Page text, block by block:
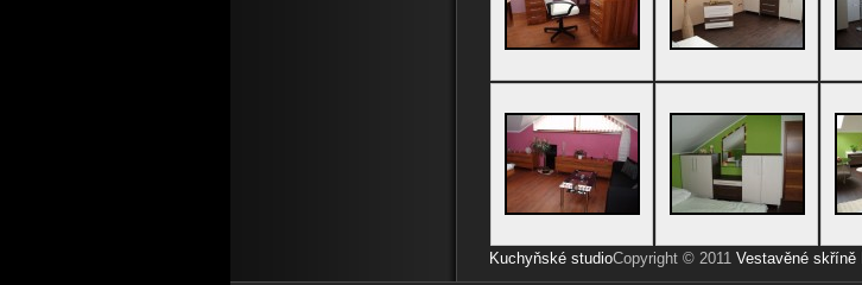
Kuchyňské studioCopyright © 2011 Vestavěné skříně